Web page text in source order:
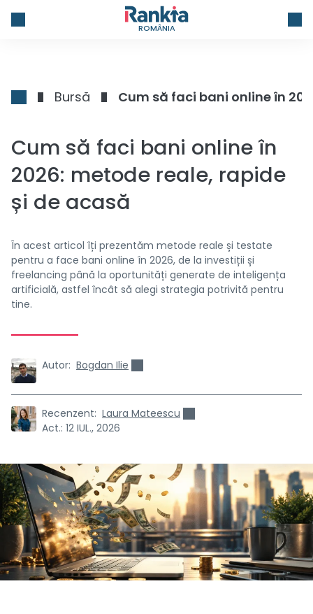
ROMÂNIA
Bursă Cum să faci bani online în
Cum să faci bani online în
2026: metode reale, rapide
și de acasă
În acest articol îți prezentăm metode reale și testate
pentru a face bani online în 2026, de la investiții și
freelancing până la oportunități generate de inteligența
artificială, astfel încât să alegi strategia potrivită pentru
tine.
Autor: Bogdan Ilie
Recenzent: Laura Mateescu
Act.: 12 IUL., 2026